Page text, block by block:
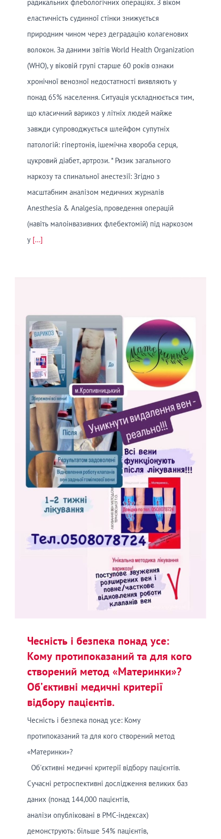
радикальних флебологічних операціях. З віком
еластичність судинної стінки знижується
природним чином через деградацію колагенових
волокон. За даними звітів World Health Organization
(WHO), у віковій групі старше 60 років ознаки
хронічної венозної недостатності виявляють у
понад 65% населення. Ситуація ускладнюється тим,
що класичний варикоз у літніх людей майже
завжди супроводжується шлейфом супутніх
патологій: гіпертонія, ішемічна хвороба серця,
цукровий діабет, артрози. * Ризик загального
наркозу та спинальної анестезії: Згідно з
масштабним аналізом медичних журналів
Anesthesia & Analgesia, проведення операцій
(навіть малоінвазивних флебектомій) під наркозом
у [...]
Чесність і безпека понад усе:
Кому протипоказаний та для кого
створений метод «Материнки»?
Об’єктивні медичні критерії
відбору пацієнтів.
Чесність і безпека понад усе: Кому
протипоказаний та для кого створений метод
«Материнки»?
Об'єктивні медичні критерії відбору пацієнтів.
Сучасні ретроспективні дослідження великих баз
даних (понад 144,000 пацієнтів,
аналізи опубліковані в PMC-індексах)
демонструють: більше 54% пацієнтів,